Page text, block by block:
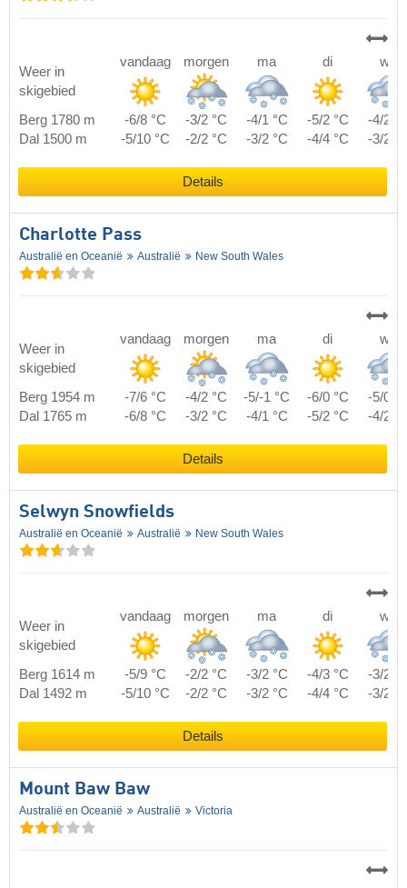
Weer in
skigebied
vandaag morgen ma di wo
Berg 1780 m -6/8 °C -3/2 °C -4/1 °C -5/2 °C
-4/2
Dal 1500 m
-5/10 °C -2/2 °C -3/2 °C -4/4 °C -3/2
Details
Charlotte Pass
Australië en Oceanië Australië New South Wales
Weer in
skigebied
vandaag morgen ma di wo
Berg 1954 m -7/6 °C -4/2 °C -5/-1 °C -6/0 °C
-5/0
Dal 1765 m
-6/8 °C -3/2 °C -4/1 °C -5/2 °C -4/2
Details
Selwyn Snowfields
Australië en Oceanië Australië New South Wales
Weer in
skigebied
vandaag morgen ma di wo
Berg 1614 m -5/9 °C -2/2 °C -3/2 °C -4/3 °C
-3/2
Dal 1492 m
-5/10 °C -2/2 °C -3/2 °C -4/4 °C -3/2
Details
Mount Baw Baw
Australië en Oceanië Australië Victoria